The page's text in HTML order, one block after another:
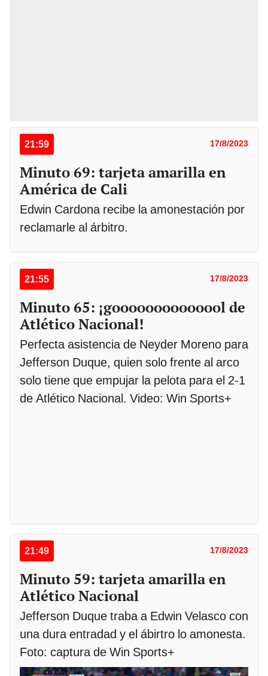
21:59 17/8/2023
Minuto 69: tarjeta amarilla en
América de Cali
Edwin Cardona recibe la amonestación por
reclamarle al árbitro.
21:55 17/8/2023
Minuto 65: ¡goooooooooooool de
Atlético Nacional!
Perfecta asistencia de Neyder Moreno para
Jefferson Duque, quien solo frente al arco
solo tiene que empujar la pelota para el 2-1
de Atlético Nacional. Video: Win Sports+
21:49 17/8/2023
Minuto 59: tarjeta amarilla en
Atlético Nacional
Jefferson Duque traba a Edwin Velasco con
una dura entradad y el ábirtro lo amonesta.
Foto: captura de Win Sports+